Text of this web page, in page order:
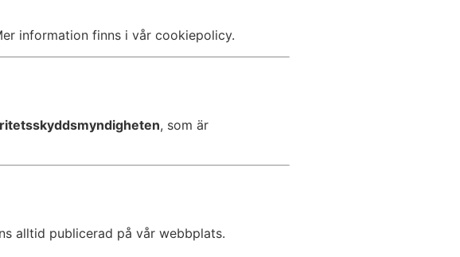
information finns i vår cookiepolicy.
, som är
alltid publicerad på vår webbplats.